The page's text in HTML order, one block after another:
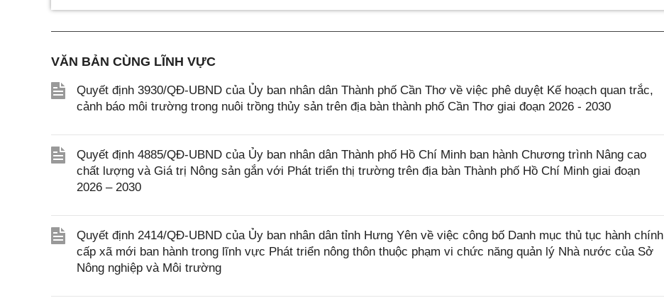
VĂN BẢN CÙNG LĨNH VỰC
Quyết định 3930/QĐ-UBND của Ủy ban nhân dân Thành phố Cần Thơ về việc phê duyệt Kế hoạch quan trắc,
cảnh báo môi trường trong nuôi trồng thủy sản trên địa bàn thành phố Cần Thơ giai đoạn 2026 - 2030
Quyết định 4885/QĐ-UBND của Ủy ban nhân dân Thành phố Hồ Chí Minh ban hành Chương trình Nâng cao
chất lượng và Giá trị Nông sản gắn với Phát triển thị trường trên địa bàn Thành phố Hồ Chí Minh giai đoạn
2026 – 2030
Quyết định 2414/QĐ-UBND của Ủy ban nhân dân tỉnh Hưng Yên về việc công bố Danh mục thủ tục hành chính
cấp xã mới ban hành trong lĩnh vực Phát triển nông thôn thuộc phạm vi chức năng quản lý Nhà nước của Sở
Nông nghiệp và Môi trường